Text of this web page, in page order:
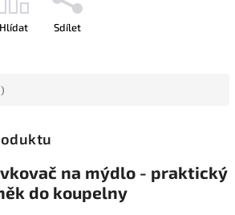
Hlídat Sdílet
na mýdlo - praktický
do koupelny